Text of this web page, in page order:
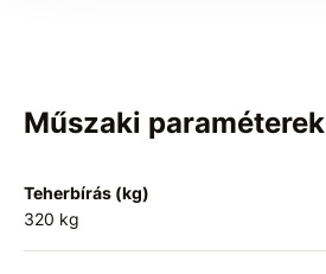
Műszaki paraméterek
Teherbírás (kg)
320 kg